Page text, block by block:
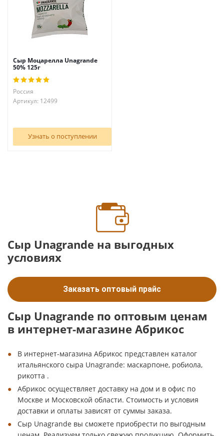
Сыр Моцарелла Unagrande
50% 125г
Россия
Артикул: 12499
Узнать о поступлении
Сыр Unagrande на выгодных
условиях
Заказать оптовый прайс
Сыр Unagrande по оптовым ценам
в интернет-магазине Абрикос
В интернет-магазина Абрикос представлен каталог
итальянского сыра Unagrande: маскарпоне, робиола,
рикотта .
Абрикос осуществляет доставку на дом и в офис по
Москве и Московской области. Стоимость и условия
доставки и оплаты зависят от суммы заказа.
Сыр Unagrande вы сможете приобрести по выгодным